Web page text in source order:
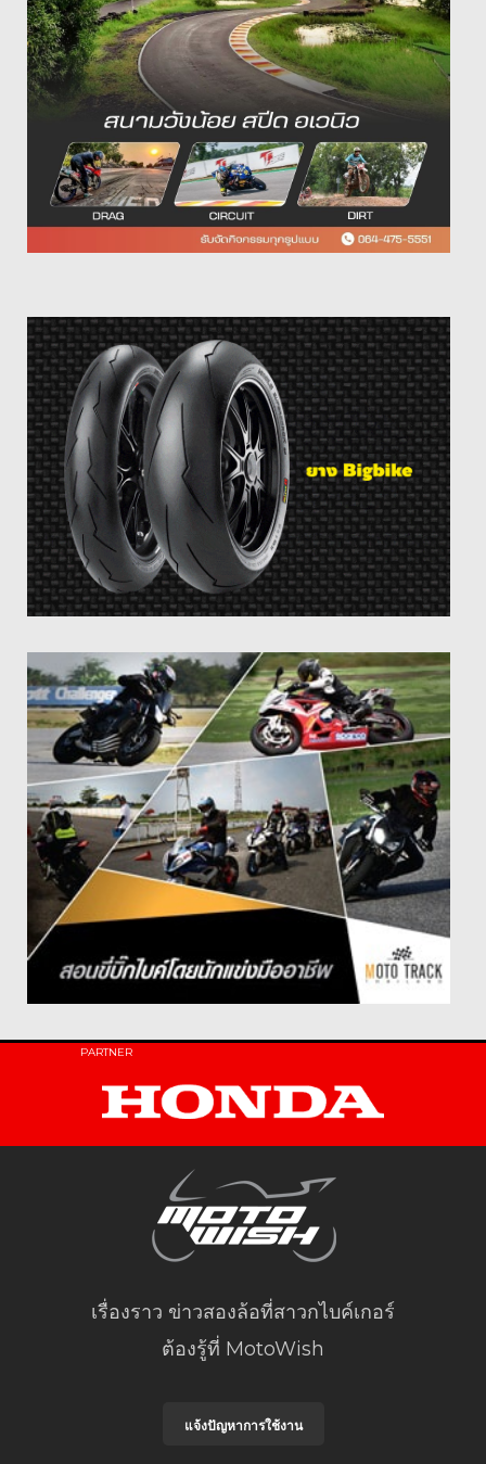
PARTNER
เรื่องราว ข่าวสองล้อที่สาวกไบค์เกอร์
ต้องรู้ที่ MotoWish
แจ้งปัญหาการใช้งาน